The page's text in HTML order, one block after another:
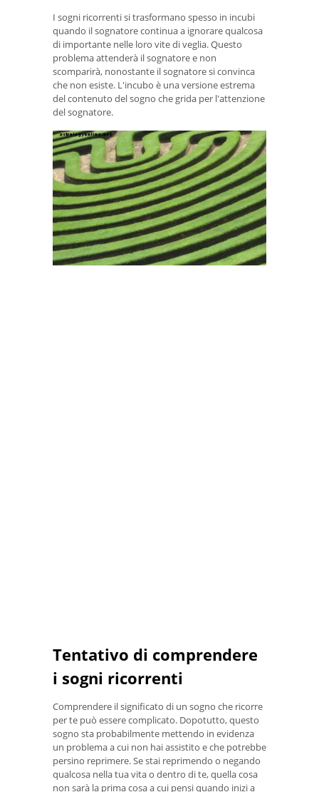
I sogni ricorrenti si trasformano spesso in incubi
quando il sognatore continua a ignorare qualcosa
di importante nelle loro vite di veglia. Questo
problema attenderà il sognatore e non
scomparirà, nonostante il sognatore si convinca
che non esiste. L'incubo è una versione estrema
del contenuto del sogno che grida per l'attenzione
del sognatore.
Tentativo di comprendere
i sogni ricorrenti
Comprendere il significato di un sogno che ricorre
per te può essere complicato. Dopotutto, questo
sogno sta probabilmente mettendo in evidenza
un problema a cui non hai assistito e che potrebbe
persino reprimere. Se stai reprimendo o negando
qualcosa nella tua vita o dentro di te, quella cosa
non sarà la prima cosa a cui pensi quando inizi a